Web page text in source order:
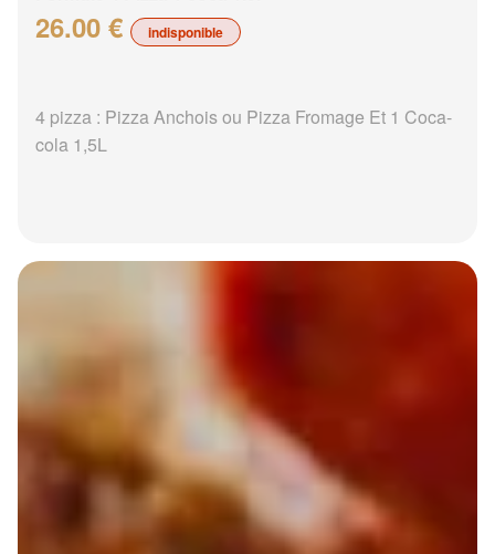
26.00 € indisponible
4 pizza : Pizza Anchois ou Pizza Fromage Et 1 Coca-
cola 1,5L